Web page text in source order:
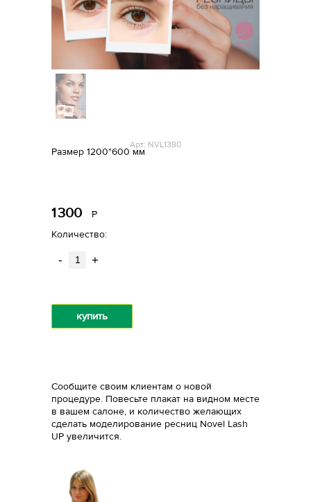
Арт: NVL1380
Размер 1200*600 мм
1300 Р
Количество:
- +
купить
Сообщите своим клиентам о новой
процедуре. Повесьте плакат на видном месте
в вашем салоне, и количество желающих
сделать моделирование ресниц Novel Lash
UP увеличится.